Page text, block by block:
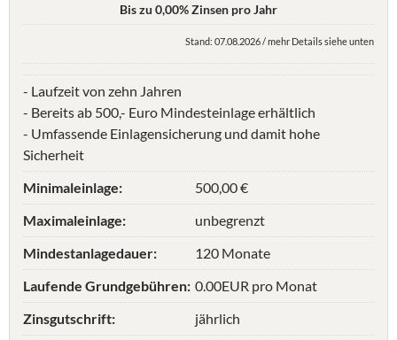
Bis zu 0,00% Zinsen pro Jahr
Stand: 07.08.2026 / mehr Details siehe unten
- Laufzeit von zehn Jahren
- Bereits ab 500,- Euro Mindesteinlage erhältlich
- Umfassende Einlagensicherung und damit hohe
Sicherheit
Minimaleinlage:
500,00 €
Maximaleinlage:
unbegrenzt
Mindestanlagedauer:
120 Monate
Laufende Grundgebühren: 0.00EUR pro Monat
Zinsgutschrift:
jährlich